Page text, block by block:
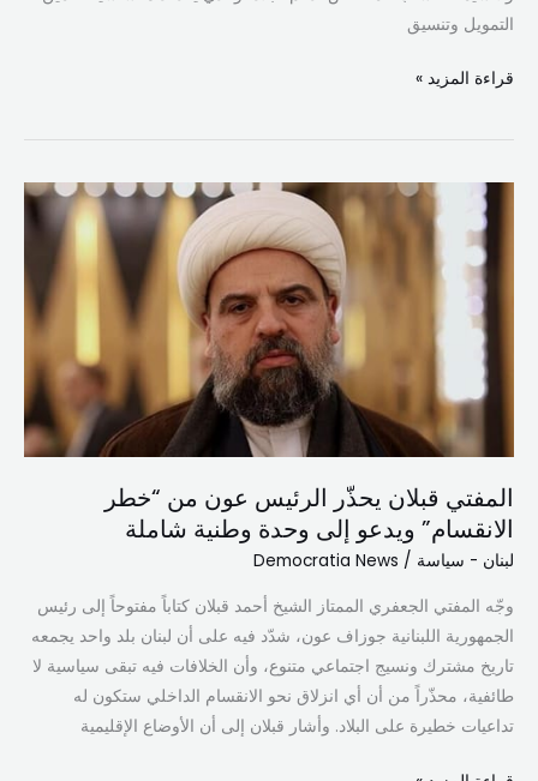
التمويل وتنسيق
قراءة المزيد »
المفتي قبلان يحذّر الرئيس عون من “خطر
الانقسام” ويدعو إلى وحدة وطنية شاملة
لبنان - سياسة /
Democratia News
وجّه المفتي الجعفري الممتاز الشيخ أحمد قبلان كتاباً مفتوحاً إلى رئيس
الجمهورية اللبنانية جوزاف عون، شدّد فيه على أن لبنان بلد واحد يجمعه
تاريخ مشترك ونسيج اجتماعي متنوع، وأن الخلافات فيه تبقى سياسية لا
طائفية، محذّراً من أن أي انزلاق نحو الانقسام الداخلي ستكون له
تداعيات خطيرة على البلاد. وأشار قبلان إلى أن الأوضاع الإقليمية
المفتي
قبلان
يحذّر
الرئيس
عون
“خطر
الانقسام”
وحدة
وطنية
شاملة